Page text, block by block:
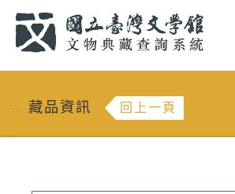
::: 藏品資訊 回上一頁